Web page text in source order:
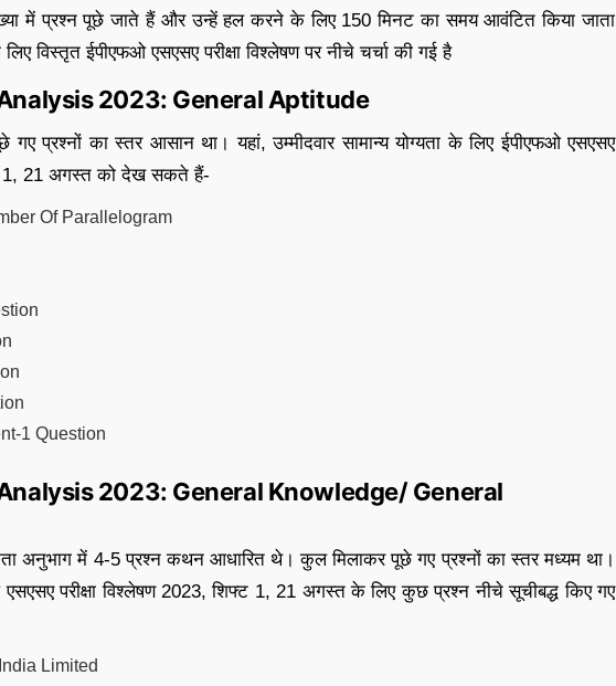
में प्रश्न पूछे जाते हैं और उन्हें हल करने के लिए 150 मिनट का समय आवंटित किया जाता
विस्तृत ईपीएफओ एसएसए परीक्षा विश्लेषण पर नीचे चर्चा की गई है
Analysis 2023: General Aptitude
गए प्रश्नों का स्तर आसान था। यहां, उम्मीदवार सामान्य योग्यता के लिए ईपीएफओ एसएसए
1, 21 अगस्त को देख सकते हैं-
Of Parallelogram
1 Question
Analysis 2023: General Knowledge/ General
अनुभाग में 4-5 प्रश्न कथन आधारित थे। कुल मिलाकर पूछे गए प्रश्नों का स्तर मध्यम था।
परीक्षा विश्लेषण 2023, शिफ्ट 1, 21 अगस्त के लिए कुछ प्रश्न नीचे सूचीबद्ध किए गए
Limited